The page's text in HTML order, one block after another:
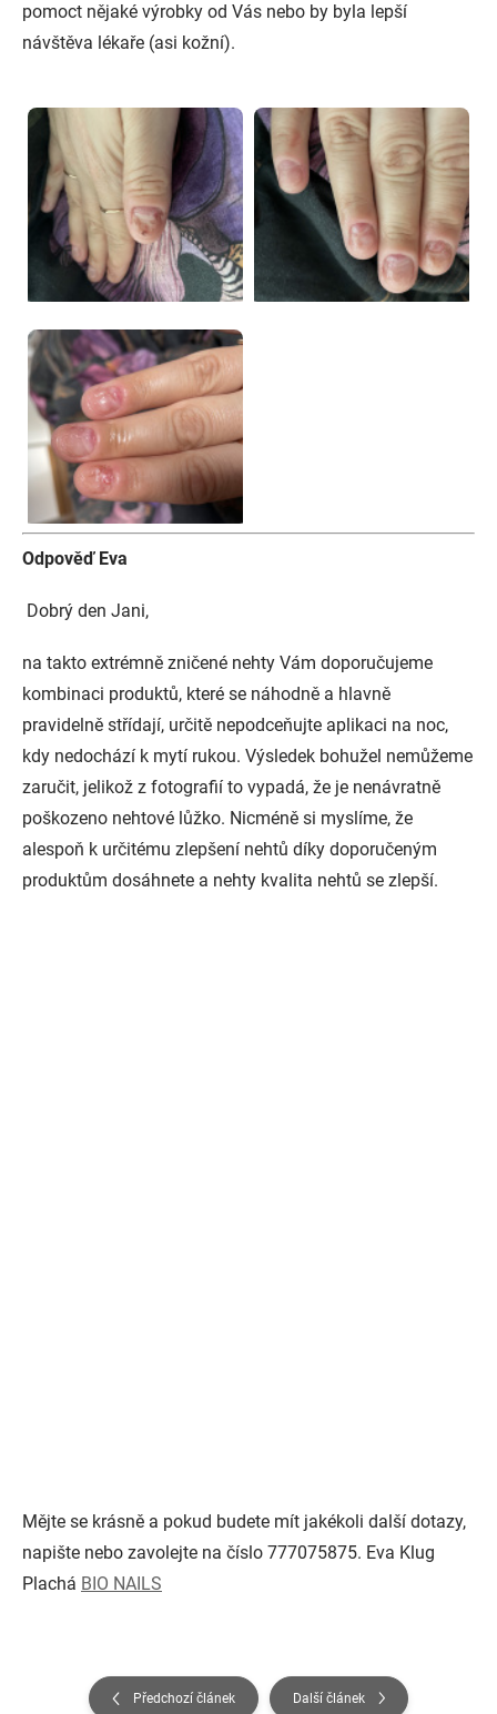
pomoct nějaké výrobky od Vás nebo by byla lepší
návštěva lékaře (asi kožní).
Odpověď Eva
Dobrý den Jani,
na takto extrémně zničené nehty Vám doporučujeme
kombinaci produktů, které se náhodně a hlavně
pravidelně střídají, určitě nepodceňujte aplikaci na noc,
kdy nedochází k mytí rukou. Výsledek bohužel nemůžeme
zaručit, jelikož z fotografií to vypadá, že je nenávratně
poškozeno nehtové lůžko. Nicméně si myslíme, že
alespoň k určitému zlepšení nehtů díky doporučeným
produktům dosáhnete a nehty kvalita nehtů se zlepší.
Mějte se krásně a pokud budete mít jakékoli další dotazy,
napište nebo zavolejte na číslo 777075875. Eva Klug
Plachá BIO NAILS
Předchozí článek Další článek